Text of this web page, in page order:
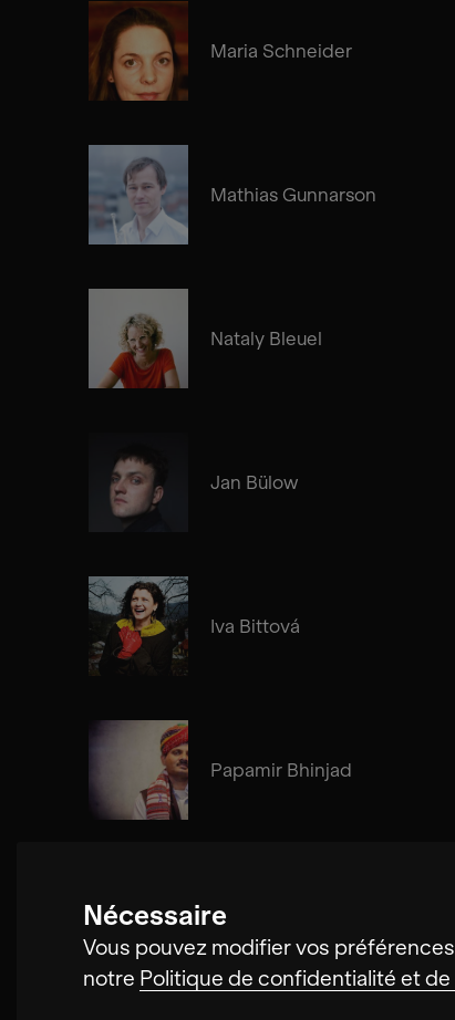
Nécessaire
Vous pouvez modifier vos
notre Politique de confidentialité et de
Maria Schneider
Mathias Gunnarson
Nataly Bleuel
Jan Bülow
Iva Bittová
Papamir Bhinjad
Cosima Gerhardt